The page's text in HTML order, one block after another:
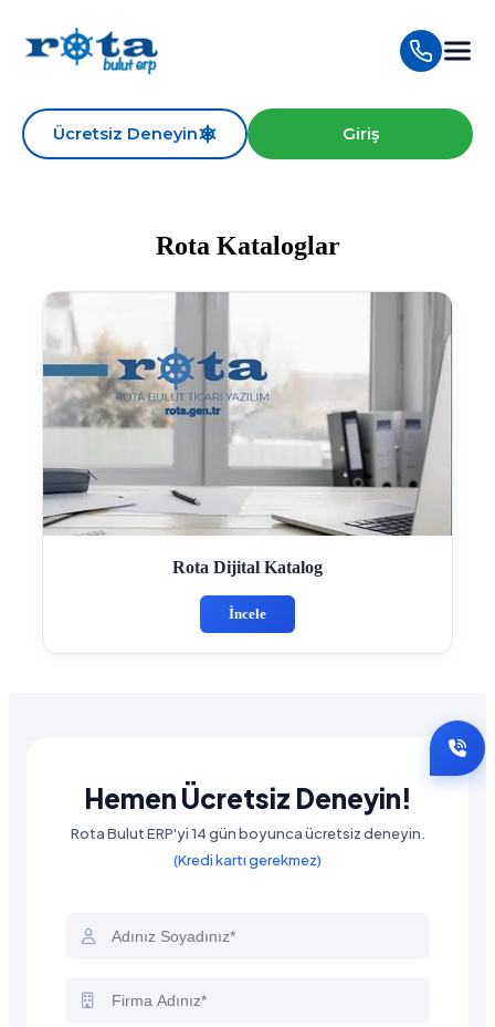
Ücretsiz Deneyin Giriş
Rota Kataloglar
Rota Dijital Katalog
İncele
Hemen Ücretsiz Deneyin!
Rota Bulut ERP'yi 14 gün boyunca ücretsiz deneyin.
(Kredi kartı gerekmez)